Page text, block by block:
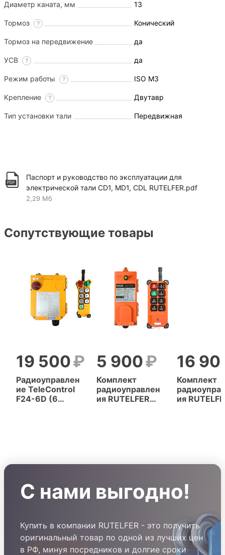
Диаметр каната, мм 13
Тормоз ? Конический
Тормоз на передвижение да
УСВ ? да
Режим работы ? ISO M3
Крепление ? Двутавр
Тип установки тали Передвижная
Паспорт и руководство по эксплуатации для
электрической тали CD1, MD1, CDL RUTELFER.pdf
2,29 Мб
Сопутствующие товары
Радиоуправлен
ие TeleControl
F24-6D (6
19 500
Комплект
радиоуправлен
ия RUTELFER
5 900
Комплект
ия
16
С нами выгодно!
Купить в компании RUTELFER - это получить
оригинальный товар по одной из лучших цен
в РФ, минуя посредников и долгие сроки